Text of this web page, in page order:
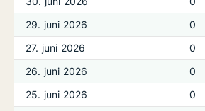
29. juni 2026
0
27. juni 2026
0
26. juni 2026
0
25. juni 2026
0